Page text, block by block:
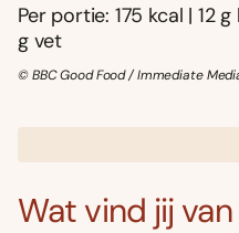
Per portie: 175 kcal | 12
g vet
© BBC Good Food / Immediate
Wat vind jij